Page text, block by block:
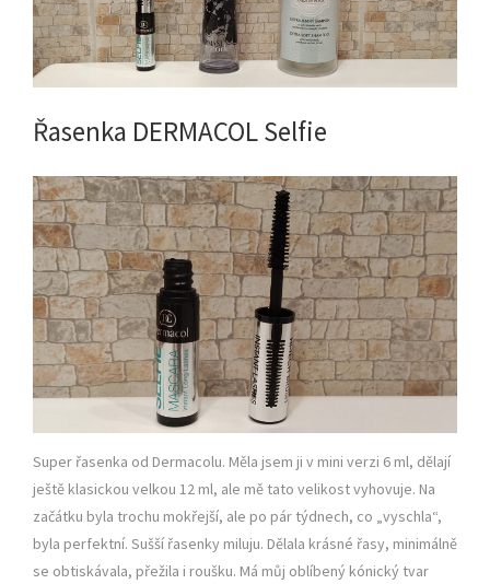
Řasenka DERMACOL Selfie
Super řasenka od Dermacolu. Měla jsem ji v mini verzi 6 ml, dělají
ještě klasickou velkou 12 ml, ale mě tato velikost vyhovuje. Na
začátku byla trochu mokřejší, ale po pár týdnech, co „vyschla“,
byla perfektní. Sušší řasenky miluju. Dělala krásné řasy, minimálně
se obtiskávala, přežila i roušku. Má můj oblíbený kónický tvar